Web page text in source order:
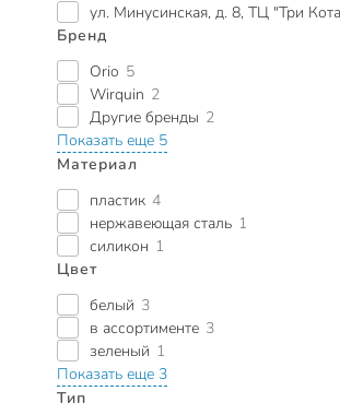
ул. Минусинская, д. 8, ТЦ "Три
Бренд
Orio 5
Wirquin 2
Другие бренды 2
Показать еще 5
Материал
пластик 4
нержавеющая сталь 1
силикон 1
Цвет
белый 3
в ассортименте 3
зеленый 1
Показать еще 3
Тип